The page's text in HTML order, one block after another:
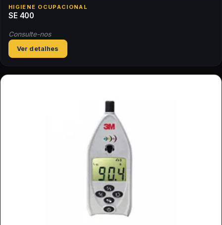
HIGIENE OCUPACIONAL
SE 400
Consulte-nos
Ver detalhes